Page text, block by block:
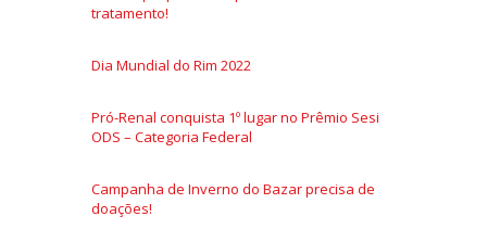
tratamento!
Dia Mundial do Rim 2022
Pró-Renal conquista 1º lugar no Prêmio Sesi
ODS – Categoria Federal
Campanha de Inverno do Bazar precisa de
doações!